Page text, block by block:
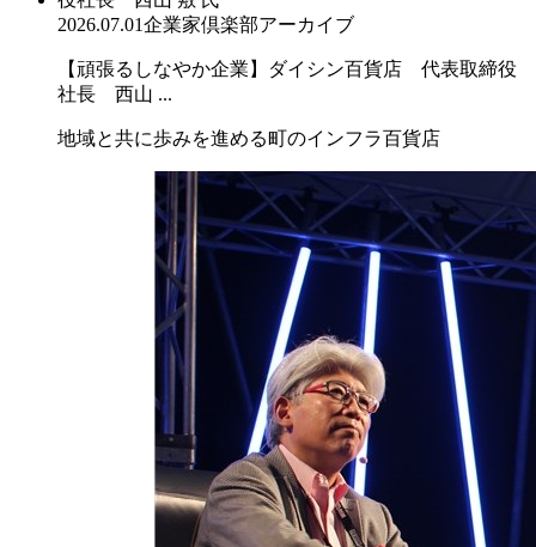
2026.07.01企業家倶楽部アーカイブ
【頑張るしなやか企業】ダイシン百貨店 代表取締役
社長 西山 ...
地域と共に歩みを進める町のインフラ百貨店